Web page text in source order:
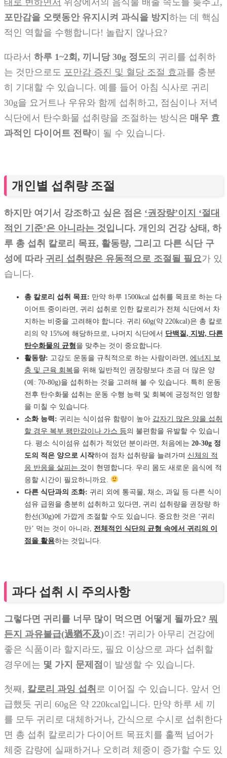
포만감을 오랫동안 유지시켜 과식을 방지 하는 데 핵심
적인 역할을 수행합니다! 놀랍지 않나요?
따라서 하루 1~2회, 끼니당 30g 정도의 귀리를 섭취하
는 것만으로도 포만감 증진 및 혈당 조절 효과를 충분
히 기대할 수 있습니다. 예를 들어 아침 식사로 귀리
30g을 요거트나 우유와 함께 섭취하고, 점심이나 저녁
식단에서 탄수화물 섭취량을 조절하는 방식은 매우 효
과적인 다이어트 전략이 될 수 있습니다.
개인별 섭취량 조절
하지만 여기서 강조하고 싶은 점은 ‘권장량’이지 ‘절대
적인 기준’은 아니라는 것입니다. 개인의 건강 상태, 하
루 총 섭취 칼로리 목표, 활동량, 그리고 다른 식단 구
성에 따라 귀리 섭취량은 유동적으로 조절될 필요가 있
습니다.
총 칼로리 섭취 목표: 만약 하루 1500kcal 섭취를 목표로 하는 다
이어트 중이라면, 귀리 섭취로 인한 칼로리가 전체 식단에서 차
지하는 비중을 고려해야 합니다. 귀리 60g(약 220kcal)은 총 칼로
리의 약 15%에 해당하므로, 나머지 식단에서 단백질, 지방, 다른
탄수화물의 균형을 맞추는 것이 중요합니다.
활동량: 고강도 운동을 규칙적으로 하는 사람이라면, 에너지 보
충 및 근육 회복을 위해 일반적인 권장량보다 조금 더 많은 양
(예: 70-80g)을 섭취하는 것을 고려해 볼 수 있습니다. 특히 운동
전후 탄수화물 섭취는 운동 수행 능력 및 회복에 긍정적인 영향
을 미칠 수 있습니다.
소화 능력: 귀리는 식이섬유 함량이 높아 갑자기 많은 양을 섭취
할 경우 복부 팽만감이나 가스 등의 불편함을 유발할 수 있습니
다. 평소 식이섬유 섭취가 적었던 분이라면, 처음에는 20-30g 정
도의 적은 양으로 시작하여 점차 섭취량을 늘려가며 신체의 적
응 반응을 살피는 것이 현명합니다. 우리 몸도 새로운 음식에 적
응할 시간이 필요하니까요.
다른 식단과의 조화: 귀리 외에 통곡물, 채소, 과일 등 다른 식이
섬유 급원을 충분히 섭취하고 있다면, 귀리 섭취량을 권장량 하
한선(30g)에 가깝게 조절할 수도 있습니다. 중요한 것은 ‘귀리
만’ 먹는 것이 아니라, 전체적인 식단의 균형 속에서 귀리의 이
점을 활용하는 것입니다.
과다 섭취 시 주의사항
그렇다면 귀리를 너무 많이 먹으면 어떻게 될까요? 뭐
든지 과유불급(過猶不及)이죠! 귀리가 아무리 건강에
좋은 식품이라 할지라도, 필요 이상으로 과다 섭취할
경우에는 몇 가지 문제점 이 발생할 수 있습니다.
첫째, 칼로리 과잉 섭취 로 이어질 수 있습니다. 앞서 언
급했듯 귀리 60g은 약 220kcal입니다. 만약 하루 세 끼
를 모두 귀리로 대체하거나, 간식으로 수시로 섭취한다
면 총 섭취 칼로리가 다이어트 목표치를 훌쩍 넘어가
체중 감량에 실패하거나 오히려 체중이 증가할 수도 있